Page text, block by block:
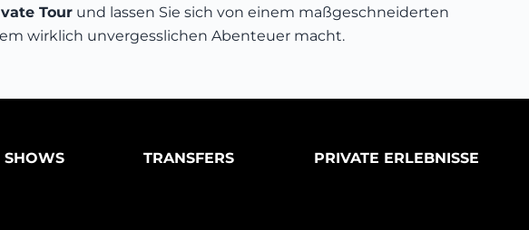
Tour und lassen Sie sich von einem maßgeschneiderten
wirklich unvergesslichen Abenteuer macht.
SHOWS TRANSFERS PRIVATE ERLEBNISSE